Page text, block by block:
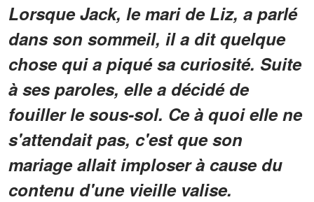
Lorsque Jack, le mari de Liz, a parlé
dans son sommeil, il a dit quelque
chose qui a piqué sa curiosité. Suite
à ses paroles, elle a décidé de
fouiller le sous-sol. Ce à quoi elle ne
s'attendait pas, c'est que son
mariage allait imploser à cause du
contenu d'une vieille valise.